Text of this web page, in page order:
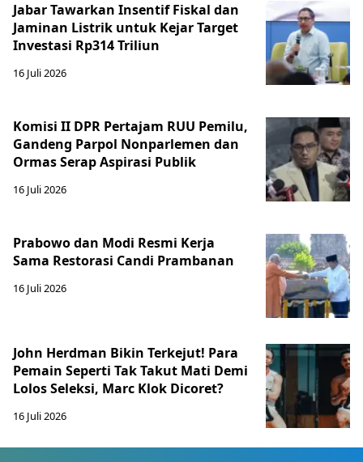
Jabar Tawarkan Insentif Fiskal dan
Jaminan Listrik untuk Kejar Target
Investasi Rp314 Triliun
16 Juli 2026
Komisi II DPR Pertajam RUU Pemilu,
Gandeng Parpol Nonparlemen dan
Ormas Serap Aspirasi Publik
16 Juli 2026
Prabowo dan Modi Resmi Kerja
Sama Restorasi Candi Prambanan
16 Juli 2026
John Herdman Bikin Terkejut! Para
Pemain Seperti Tak Takut Mati Demi
Lolos Seleksi, Marc Klok Dicoret?
16 Juli 2026